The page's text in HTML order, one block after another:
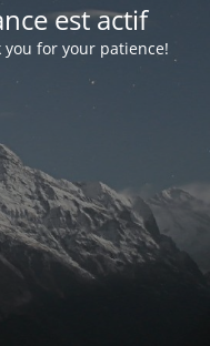
est actif
for your patience!